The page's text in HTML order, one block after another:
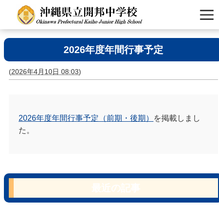
2026年度年間行事予定
(2026年4月10日 08:03)
2026年度年間行事予定（前期・後期）
を掲載しまし
た。